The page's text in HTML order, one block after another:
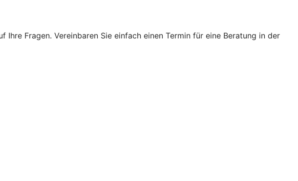
Fragen. Vereinbaren Sie einfach einen Termin für eine Beratung in der